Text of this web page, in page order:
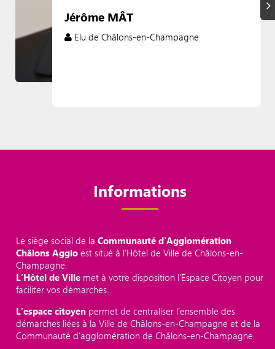
Jérôme MÂT
Elu de Châlons-en-Champagne
Informations
Le siège social de laCommunauté d'Agglomération
Châlons Aggloest situé à l'Hôtel de Ville de Châlons-en-
Champagne.
L’Hôtel de Ville met à votre disposition l’Espace Citoyen pour
faciliter vos démarches.
L’espace citoyen permet de centraliser l’ensemble des
démarches liées à la Ville de Châlons-en-Champagne et de la
Communauté d’agglomération de Châlons-en-Champagne.